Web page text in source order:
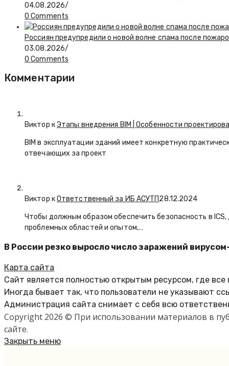
04.08.2026/
0 Comments
Россиян предупредили о новой волне спама после
03.08.2026/
0 Comments
Комментарии
Виктор кЭтапы внедрения BIM | Особенности
BIM в эксплуатации зданий имеет конкретную
отвечающих за проект
Виктор кОтветственный за ИБ АСУТП28.12.2024
Чтобы должным образом обеспечить безопасность в
проблемных областей и опытом,…
В России резко выросло число заражений
Карта сайта
Сайт является полностью открытым ресурсом, где
Иногда бывает так, что пользователи не указывают
Администрация сайта снимает с себя всю
Copyright 2026 © При использовании материалов в
сайте.
Закрыть меню